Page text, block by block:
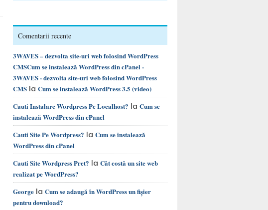
Comentarii recente
3WAVES – dezvolta site-uri web folosind WordPress
CMSCum se instalează WordPress din cPanel -
3WAVES - dezvolta site-uri web folosind WordPress
CMS la Cum se instalează WordPress 3.5 (video)
Cauti Instalare Wordpress Pe Localhost? la Cum se
instalează WordPress din cPanel
Cauti Site Pe Wordpress? la Cum se instalează
WordPress din cPanel
Cauti Site Wordpress Pret? la Cât costă un site web
realizat pe WordPress?
George la Cum se adaugă în WordPress un fișier
pentru download?